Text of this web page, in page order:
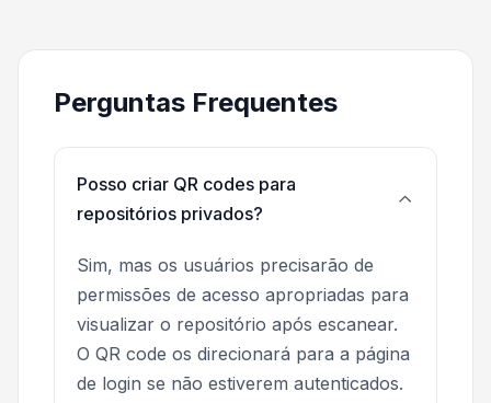
Perguntas Frequentes
Posso criar QR codes para
repositórios privados?
Sim, mas os usuários precisarão de
permissões de acesso apropriadas para
visualizar o repositório após escanear.
O QR code os direcionará para a página
de login se não estiverem autenticados.